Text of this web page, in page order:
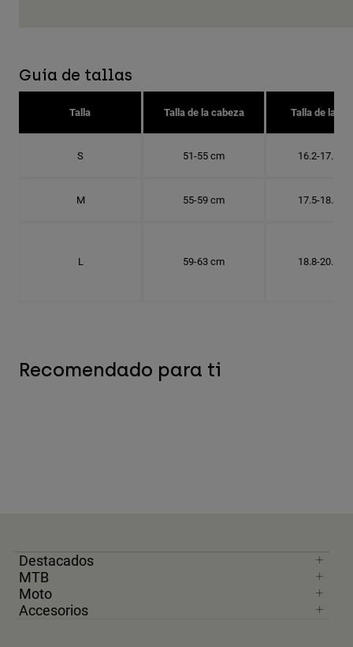
Guía de tallas
Talla Talla de la cabeza Talla de la
S 51-55 cm 16.2-17.5
M 55-59 cm 17.5-18.8
L 59-63 cm 18.8-20.1
Recomendado para ti
Destacados
MTB
Moto
Accesorios